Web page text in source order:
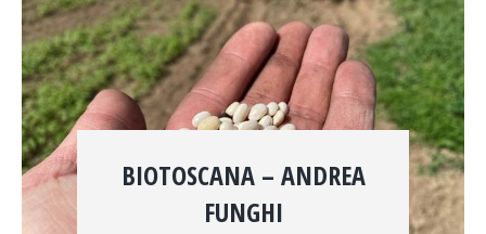
BIOTOSCANA – ANDREA
FUNGHI